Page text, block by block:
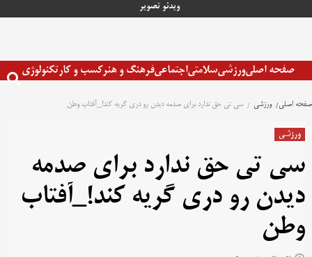
ویدئو تصویر
صفحه اصلیورزشیسلامتیاجتماعیفرهنگ و هنرکسب و کارتکنولوژی
صفحه اصلی ورزشی سی تی حق ندارد برای صدمه دیدن رو دری گریه کند!_آفتاب وطن
ورزشی
سی تی حق ندارد برای صدمه
دیدن رو دری گریه کند!_آفتاب
وطن